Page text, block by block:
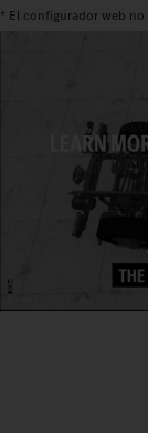
* El configurador web